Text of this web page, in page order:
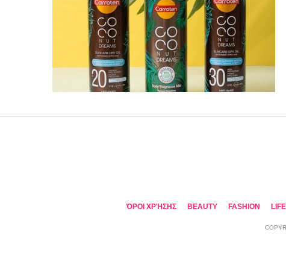
ΌΡΟΙ ΧΡΉΣΗΣ BEAUTY FASHION